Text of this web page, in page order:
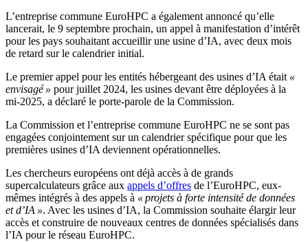
L’entreprise commune EuroHPC a également annoncé qu’elle
lancerait, le 9 septembre prochain, un appel à manifestation d’intérêt
pour les pays souhaitant accueillir une usine d’IA, avec deux mois
de retard sur le calendrier initial.
Le premier appel pour les entités hébergeant des usines d’IA était «
envisagé » pour juillet 2024, les usines devant être déployées à la
mi-2025, a déclaré le porte-parole de la Commission.
La Commission et l’entreprise commune EuroHPC ne se sont pas
engagées conjointement sur un calendrier spécifique pour que les
premières usines d’IA deviennent opérationnelles.
Les chercheurs européens ont déjà accès à de grands
supercalculateurs grâce aux appels d’offres de l’EuroHPC, eux-
mêmes intégrés à des appels à « projets à forte intensité de données
et d’IA ». Avec les usines d’IA, la Commission souhaite élargir leur
accès et construire de nouveaux centres de données spécialisés dans
l’IA pour le réseau EuroHPC.